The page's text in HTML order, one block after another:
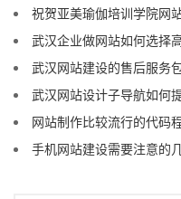
祝贺亚美瑜伽培训学院网站
武汉企业做网站如何选择
武汉网站建设的售后服务
武汉网站设计子导航如何
网站制作比较流行的代码
手机网站建设需要注意的